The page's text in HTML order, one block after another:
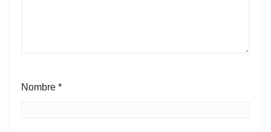
Nombre *